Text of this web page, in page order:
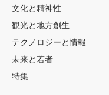
文化と精神性
観光と地方創生
テクノロジーと情報
未来と若者
特集